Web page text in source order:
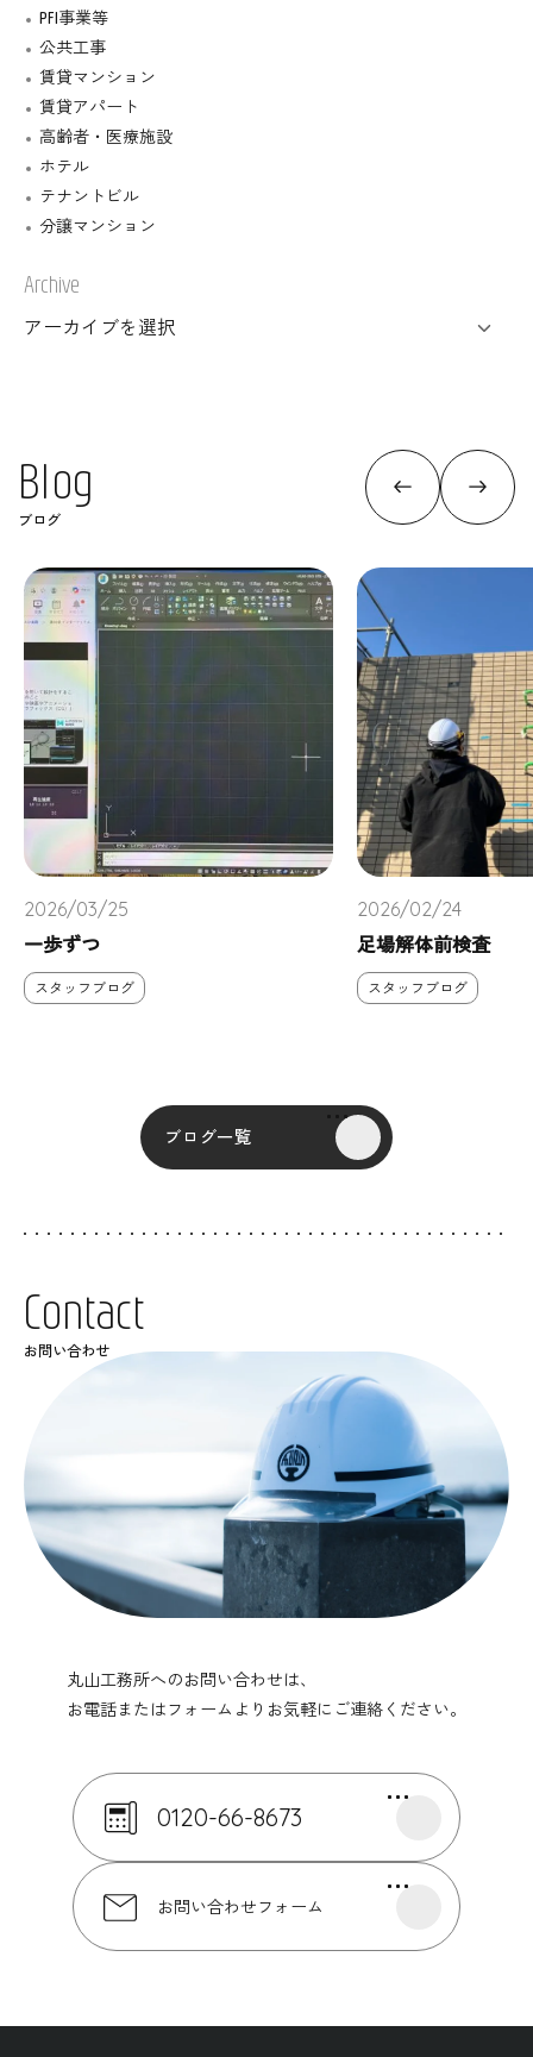
PFI事業等
公共工事
賃貸マンション
賃貸アパート
高齢者・医療施設
ホテル
テナントビル
分譲マンション
Archive
ブログ
Blog
2026/03/25
一歩ずつ
スタッフブログ
2026/02/24
足場解体前検査
スタッフブログ
ブログ一覧
お問い合わせ
Contact
丸山工務所へのお問い合わせは、
お電話またはフォームよりお気軽にご連絡ください。
0120-66-8673
お問い合わせフォーム